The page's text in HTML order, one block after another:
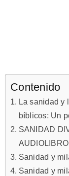
Contenido
La sanidad y
bíblicos: Un
SANIDAD
Sanidad y
Sanidad y